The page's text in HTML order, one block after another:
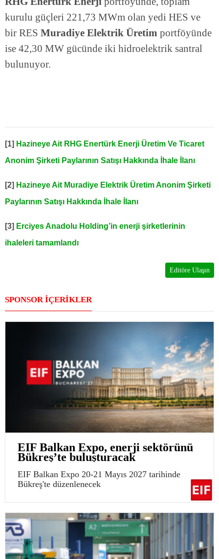
kurulu güçleri 221,73 MWm olan yedi HES ve
bir RES Muradiye Elektrik Üretim portföyünde
ise 42,30 MW gücünde iki hidroelektrik santral
bulunuyor.
[1] Hazineye Ait RHG Enertürk Enerji Üretim Ve Ticaret
Anonim Şirketi Paylarının Satışı Hakkında İhale İlanı
[2] Hazineye Ait Muradiye Elektrik Üretim Anonim Şirketi
Paylarının Satışı Hakkında İhale İlanı
[3] Erciyes Anadolu Holding’in enerji şirketlerinin
ihaleleri tamamlandı
Editöre Ulaşın
SPONSOR İÇERİKLER
EIF Balkan Expo, enerji sektörünü
Bükreş’te buluşturacak
EIF Balkan Expo 20-21 Mayıs 2027 tarihinde
Bükreş'te düzenlenecek